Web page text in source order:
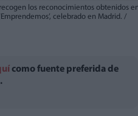
los reconocimientos obtenidos
celebrado en Madrid. /
como fuente preferida de